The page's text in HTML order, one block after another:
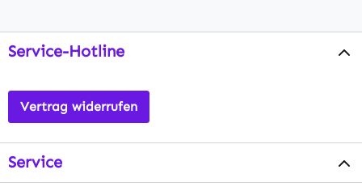
Service-Hotline
Vertrag widerrufen
Service